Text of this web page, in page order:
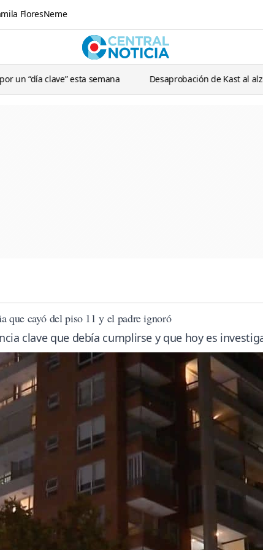
FloresNeme
Central
semana Desaprobación de Kast al alza: la nueva
que cayó del piso 11 y el padre ignoró
clave que debía cumplirse y que hoy es